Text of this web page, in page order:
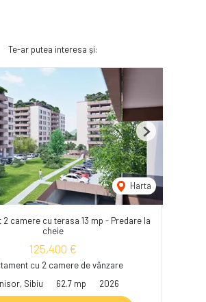
Te-ar putea interesa și:
Harta
Next
camere cu terasa 13 mp - Predare la
cheie
125,400 €
cu 2 camere de vânzare
Sibiu
62.7 mp 2026